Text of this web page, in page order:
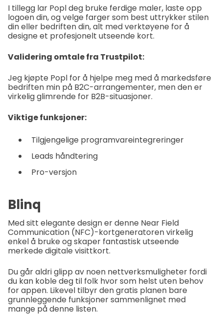
I tillegg lar Popl deg bruke ferdige maler, laste opp
logoen din, og velge farger som best uttrykker stilen
din eller bedriften din, alt med verktøyene for å
designe et profesjonelt utseende kort.
Validering omtale fra Trustpilot:
Jeg kjøpte Popl for å hjelpe meg med å markedsføre
bedriften min på B2C-arrangementer, men den er
virkelig glimrende for B2B-situasjoner.
Viktige funksjoner:
Tilgjengelige programvareintegreringer
Leads håndtering
Pro-versjon
Blinq
Med sitt elegante design er denne Near Field
Communication (NFC)-kortgeneratoren virkelig
enkel å bruke og skaper fantastisk utseende
merkede digitale visittkort.
Du går aldri glipp av noen nettverksmuligheter fordi
du kan koble deg til folk hvor som helst uten behov
for appen. Likevel tilbyr den gratis planen bare
grunnleggende funksjoner sammenlignet med
mange på denne listen.